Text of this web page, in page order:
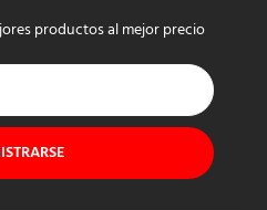
productos al mejor precio